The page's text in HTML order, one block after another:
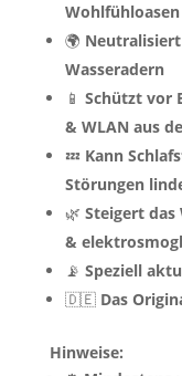
Wohlfühloasen
🌍
Wasseradern
📱 Schützt vor
& WLAN aus
💤 Kann
Störungen
🌿 Steigert das
&
📡 Speziell
🇩🇪 Das
Hinweise: